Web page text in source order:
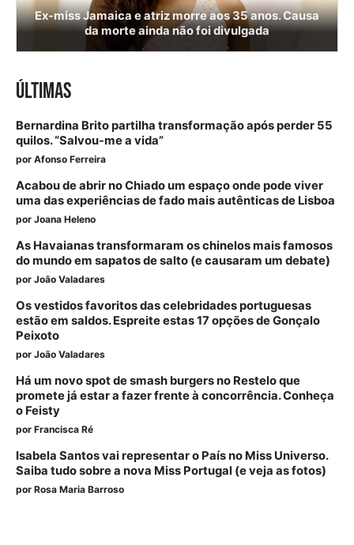
Ex-miss Jamaica e atriz morre aos 35 anos. Causa
da morte ainda não foi divulgada
ÚLTIMAS
Bernardina Brito partilha transformação após perder 55
quilos. “Salvou-me a vida”
por Afonso Ferreira
Acabou de abrir no Chiado um espaço onde pode viver
uma das experiências de fado mais autênticas de Lisboa
por Joana Heleno
As Havaianas transformaram os chinelos mais famosos
do mundo em sapatos de salto (e causaram um debate)
por João Valadares
Os vestidos favoritos das celebridades portuguesas
estão em saldos. Espreite estas 17 opções de Gonçalo
Peixoto
por João Valadares
Há um novo spot de smash burgers no Restelo que
promete já estar a fazer frente à concorrência. Conheça
o Feisty
por Francisca Ré
Isabela Santos vai representar o País no Miss Universo.
Saiba tudo sobre a nova Miss Portugal (e veja as fotos)
por Rosa Maria Barroso